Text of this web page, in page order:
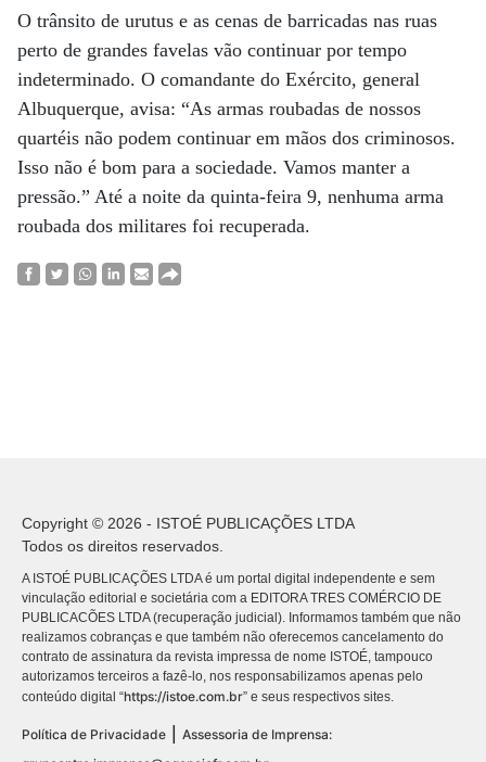
O trânsito de urutus e as cenas de barricadas nas ruas
perto de grandes favelas vão continuar por tempo
indeterminado. O comandante do Exército, general
Albuquerque, avisa: “As armas roubadas de nossos
quartéis não podem continuar em mãos dos criminosos.
Isso não é bom para a sociedade. Vamos manter a
pressão.” Até a noite da quinta-feira 9, nenhuma arma
roubada dos militares foi recuperada.
Copyright © 2026 - ISTOÉ PUBLICAÇÕES LTDA
Todos os direitos reservados.
A ISTOÉ PUBLICAÇÕES LTDA é um portal digital independente e sem
vinculação editorial e societária com a EDITORA TRES COMÉRCIO DE
PUBLICACÕES LTDA (recuperação judicial). Informamos também que não
realizamos cobranças e que também não oferecemos cancelamento do
contrato de assinatura da revista impressa de nome ISTOÉ, tampouco
autorizamos terceiros a fazê-lo, nos responsabilizamos apenas pelo
conteúdo digital “https://istoe.com.br” e seus respectivos sites.
Política de Privacidade
Assessoria de Imprensa: